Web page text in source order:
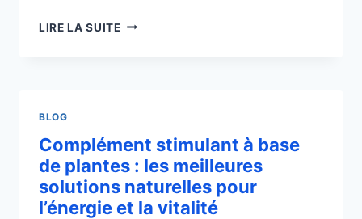
LIRE LA SUITEQUEL
40
ANS
?
LES
MEILLEURES
BLOG
Complément stimulant à base
de plantes : les meilleures
solutions naturelles pour
l’énergie et la vitalité